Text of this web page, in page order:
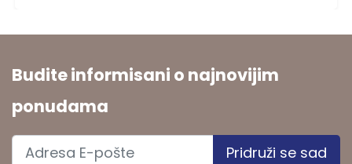
Budite informisani o najnovijim
ponudama
Pridruži se sad